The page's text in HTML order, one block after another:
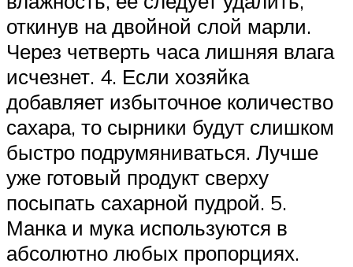
откинув на двойной слой марли.
Через четверть часа лишняя влага
исчезнет. 4. Если хозяйка
добавляет избыточное количество
сахара, то сырники будут слишком
быстро подрумяниваться. Лучше
уже готовый продукт сверху
посыпать сахарной пудрой. 5.
Манка и мука используются в
абсолютно любых пропорциях.